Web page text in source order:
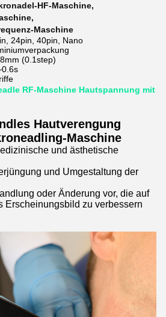
HF-Maschine,
,
Maschine
24pin, 40pin, Nano
(0.1step)
RF-Maschine Hautspannung mit
Hautverengung
Maschine
und ästhetische
und Umgestaltung der
oder Änderung vor, die auf
Erscheinungsbild zu verbessern